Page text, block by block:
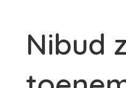
Nibud